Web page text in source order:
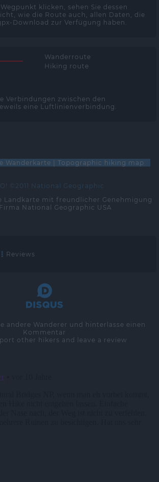
klicken, sehen Sie dessen
wie die Route auch, allen Daten, die
Download zur Verfügung haben.
Wanderroute
Hiking route
Verbindungen zwischen den
eine Luftlinienverbindung.
Wanderkarte | Topographic hiking map
©2011 National Geographic
Reviews
andere Wanderer und hinterlasse einen
Kommentar
other hikers and leave a review